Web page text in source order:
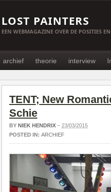
LOST PAINTERS
EEN WEBMAGAZINE OVER DE POSITIES
archief theorie interview
TENT; New
Schie
BY NIEK HENDRIX – 23/03/2015
POSTED IN: ARCHIEF